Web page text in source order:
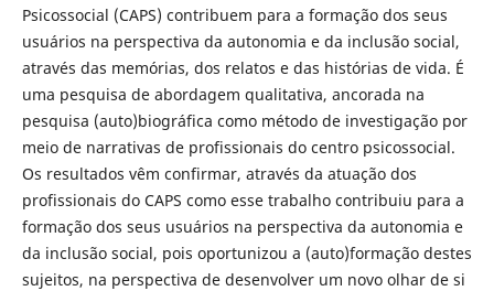
Psicossocial (CAPS) contribuem para a formação dos seus
usuários na perspectiva da autonomia e da inclusão social,
através das memórias, dos relatos e das histórias de vida. É
uma pesquisa de abordagem qualitativa, ancorada na
pesquisa (auto)biográfica como método de investigação por
meio de narrativas de profissionais do centro psicossocial.
Os resultados vêm confirmar, através da atuação dos
profissionais do CAPS como esse trabalho contribuiu para a
formação dos seus usuários na perspectiva da autonomia e
da inclusão social, pois oportunizou a (auto)formação destes
sujeitos, na perspectiva de desenvolver um novo olhar de si